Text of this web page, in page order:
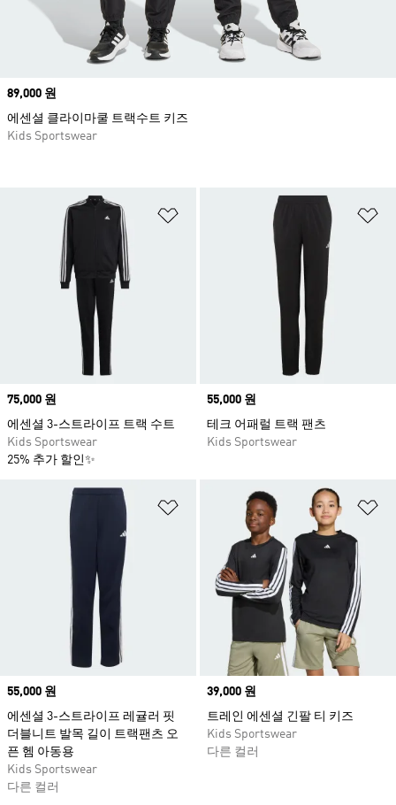
위시리스트 담기
Price
75,000 원
에센셜 3-스트라이프 트랙 수트
Kids Sportswear
25% 추가 할인✨
Price
55,000 원
테크 어패럴 트랙 팬츠
Kids Sportswear
위시리스트 담기
Price
55,000 원
에센셜 3-스트라이프 레귤러 핏
더블니트 발목 길이 트랙팬츠 오
픈 헴 아동용
Kids Sportswear
다른 컬러
Price
39,000 원
트레인 에센셜 긴팔 티 키즈
Kids Sportswear
다른 컬러
Price
89,000 원
에센셜 클라이마쿨 트랙수트 키즈
Kids Sportswear